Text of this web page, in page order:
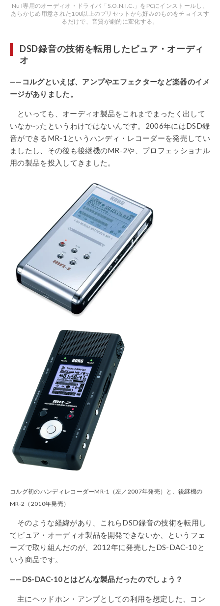
Nu I専用のオーディオ・ドライバ「S.O.N.I.C.」をPCにインストールし、
あらかじめ用意された100以上のプリセットから好みのものをチョイスす
るだけで、音質が劇的に変化する。
DSD録音の技術を転用したピュア・オーディ
オ
——コルグといえば、アンプやエフェクターなど楽器のイメ
ージがありました。
といっても、オーディオ製品をこれまでまったく出して
いなかったというわけではないんです。2006年にはDSD録
音ができるMR-1というハンディ・レコーダーを発売してい
ましたし、その後も後継機のMR-2や、プロフェッショナル
用の製品を投入してきました。
コルグ初のハンディレコーダーMR-1（左／2007年発売）と、後継機の
MR-2（2010年発売）
そのような経緯があり、これらDSD録音の技術を転用し
てピュア・オーディオ製品を開発できないか、というフェ
ーズで取り組んだのが、2012年に発売したDS-DAC-10と
いう商品です。
——DS-DAC-10とはどんな製品だったのでしょう？
主にヘッドホン・アンプとしての利用を想定した、コン